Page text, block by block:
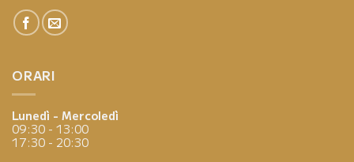
ORARI
Lunedì - Mercoledì
09:30 - 13:00
17:30 - 20:30